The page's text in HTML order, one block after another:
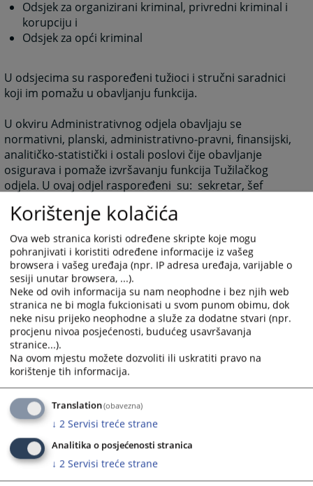
Odsjek za organizirani kriminal, privredni kriminal i
korupciju i
Odsjek za opći kriminal
U odsjecima su raspoređeni tužioci i stručni saradnici
koji im pomažu u obavljanju funkcija.
U okviru Administrativnog odjela obavljaju se
normativni, planski, administrativno-pravni, finansijski,
analitičko-statistički i ostali poslovi čije obavljanje
osigurava i pomaže izvršavanju funkcija Tužilačkog
odjela. U ovaj odjel raspoređeni su: sekretar, šef
asistenti, arhivar-operater i vozač-kurir.
Kao posebno stalno radno tijelo Tužilaštva osnovan je
Kolegij Tužilaštva, kojeg čine nosioci tužilačkih funkcija
u Tužilaštvu. Kolegij održava sjednice najmanje jednom
sedmično na kojima donosi odluke i zauzima stavove
po pojedinim stručnim pitanjima iz nadležnosti
Tužilaštva. Sjednicama Kolegija predsjedava glavni
tužilac.
Glavnom tužiocu u rukovođenju pomažu zamjenik
glavnog tužioca, sekretar i šef administracije, a u
slučaju odsutnosti ili spriječenosti da obavlja svoju
funkciju zamjenjuje ga zamjenik glavnog tužioca.
Rad Tužilaštva finansira se iz budžeta Brčko distrikta
BiH. Uvid u dio budžeta koji se odnosi na Tužilaštvo
možete ostvariti
ovdje
.
Korištenje kolačića
Ova web stranica koristi određene skripte koje mogu
pohranjivati i koristiti određene informacije iz vašeg
browsera i vašeg uređaja (npr. IP adresa uređaja, varijable o
sesiji unutar browsera, ...).
Neke od ovih informacija su nam neophodne i bez njih web
stranica ne bi mogla fukcionisati u svom punom obimu, dok
neke nisu prijeko neophodne a služe za dodatne stvari (npr.
procjenu nivoa posjećenosti, budućeg usavršavanja
stranice...).
Na ovom mjestu možete dozvoliti ili uskratiti pravo na
korištenje tih informacija.
Translation(obavezna)
↓ 2 Servisi treće strane
Analitika o posjećenosti stranica
↓ 2 Servisi treće strane